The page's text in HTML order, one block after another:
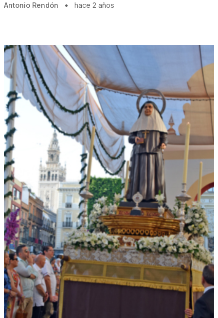
Antonio Rendón • hace 2 años